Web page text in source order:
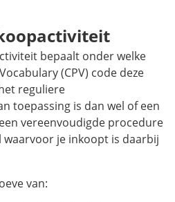
bepaalt onder welke
(CPV) code deze
reguliere
toepassing is dan wel of een
vereenvoudigde procedure
waarvoor je inkoopt is daarbij
van: